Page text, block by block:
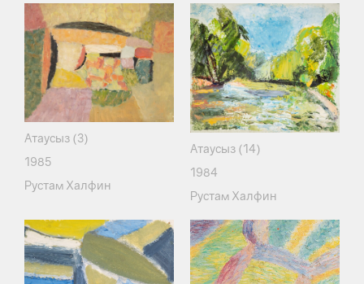
Атаусыз (3)
1985
Рустам Халфин
Атаусыз (14)
1984
Рустам Халфин